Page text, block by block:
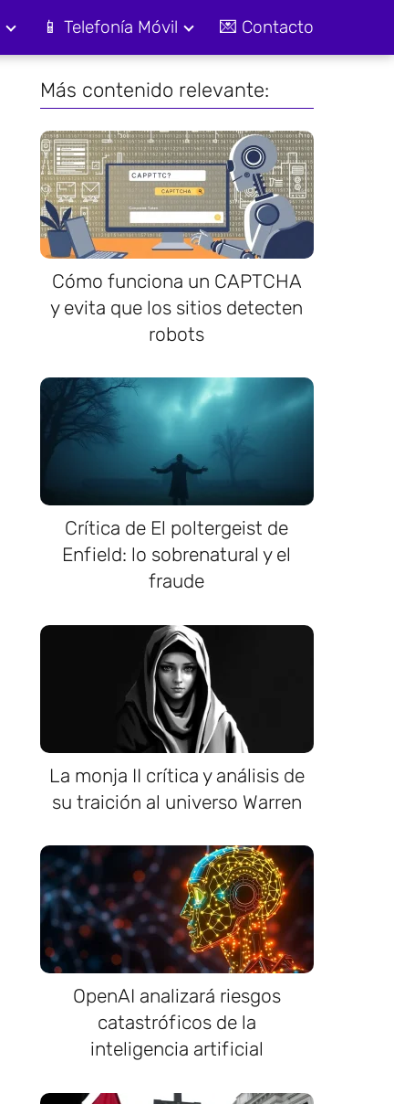
📱 Telefonía Móvil 💌 Contacto
Más contenido relevante:
Cómo funciona un CAPTCHA
y evita que los sitios detecten
robots
Crítica de El poltergeist de
Enfield: lo sobrenatural y el
fraude
La monja II crítica y análisis de
su traición al universo Warren
OpenAI analizará riesgos
catastróficos de la
inteligencia artificial